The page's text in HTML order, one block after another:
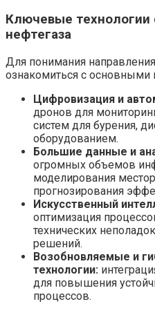
Ключевые технологии
нефтегаза
Для понимания
ознакомиться с основными
Цифровизация и
дронов для
систем для бурения,
оборудованием.
Большие данные и
огромных объемов
моделирования
прогнозирования
Искусственный
оптимизация
технических
решений.
Возобновляемые и
технологии:
для повышения
процессов.